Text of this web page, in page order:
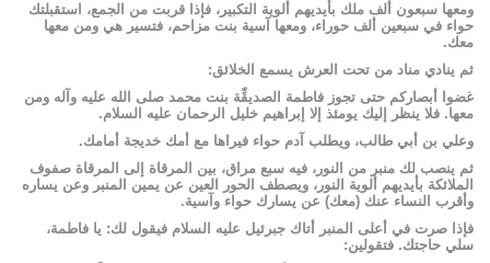
ومعها سبعون ألف ملك بأيديهم ألوية التكبير، فإذا قربت من الجمع، استقبلتك
حواء في سبعين ألف حوراء، ومعها آسية بنت مزاحم، فتسير هي ومن معها
معك.
ثم ينادي مناد من تحت العرش يسمع الخلائق:
غضوا أبصاركم حتى تجوز فاطمة الصديقِّة بنت محمد صلى الله عليه وآله ومن
معها. فلا ينظر إليك يومئذ إلا إبراهيم خليل الرحمان عليه السلام.
وعلي بن أبي طالب، ويطلب آدم حواء فيراها مع أمك خديجة أمامك.
ثم ينصب لك منبر من النور، فيه سبع مراق، بين المرقاة إلى المرقاة صفوف
الملائكة بأيديهم ألوية النور، ويصطف الحور العين عن يمين المنبر وعن يساره
وأقرب النساء عنك (معك) عن يسارك حواء وآسية.
فإذا صرت في أعلى المنبر أتاك جبرئيل عليه السلام فيقول لك: يا فاطمة،
سلي حاجتك. فتقولين: